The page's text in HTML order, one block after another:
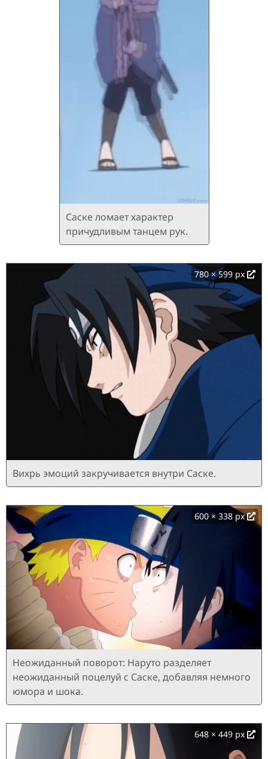
Саске ломает характер
причудливым танцем рук.
780 × 599 px
Вихрь эмоций закручивается внутри Саске.
600 × 338 px
Неожиданный поворот: Наруто разделяет
неожиданный поцелуй с Саске, добавляя немного
юмора и шока.
648 × 449 px